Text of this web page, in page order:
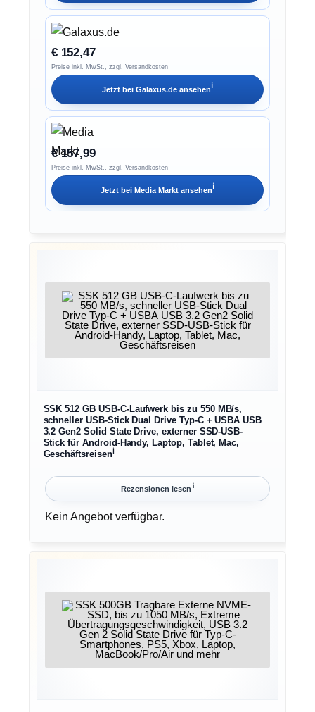
€ 152,47
Preise inkl. MwSt., zzgl. Versandkosten
Jetzt bei Galaxus.de ansehenℹ︎
€ 157,99
Preise inkl. MwSt., zzgl. Versandkosten
Jetzt bei Media Markt ansehenℹ︎
SSK 512 GB USB-C-Laufwerk bis zu 550 MB/s,
schneller USB-Stick Dual Drive Typ-C + USBA USB
3.2 Gen2 Solid State Drive, externer SSD-USB-
Stick für Android-Handy, Laptop, Tablet, Mac,
Geschäftsreisenℹ︎
Rezensionen lesen ℹ︎
Kein Angebot verfügbar.